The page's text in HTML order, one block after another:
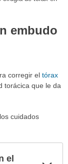
embudo
corregir el tórax
torácica que le da
cuidados
el